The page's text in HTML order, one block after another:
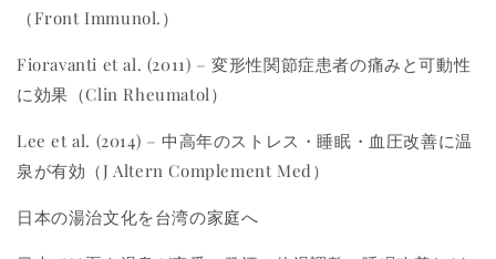
（Front Immunol.）
Fioravanti et al. (2011) – 変形性関節症患者の痛みと可動性
に効果（Clin Rheumatol）
Lee et al. (2014) – 中高年のストレス・睡眠・血圧改善に温
泉が有効（J Altern Complement Med）
日本の湯治文化を台湾の家庭へ